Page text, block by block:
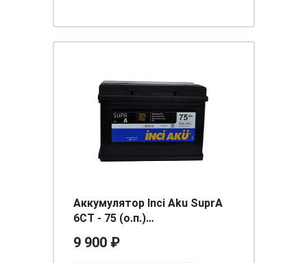
Аккумулятор Inci Aku SuprA
6СТ - 75 (о.п.)
9 900 ₽